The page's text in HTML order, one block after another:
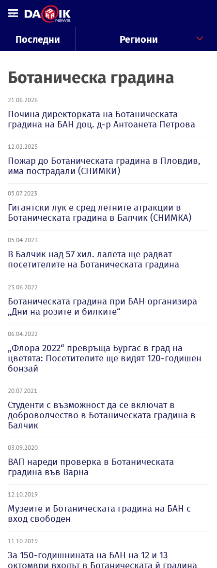
Последни Региони
Ботаническа градина
21.06.2026
Почина директорката на Ботаническата
градина на БАН доц. д-р Антоанета Петрова
12.02.2025
Пожар до Ботаническата градина в Пловдив,
има пострадали (СНИМКИ)
05.07.2023
Гигантски лук е сред летните атракции в
Ботаническата градина в Балчик (СНИМКА)
05.04.2023
В Балчик над 57 хил. лалета ще радват
посетителите на Ботаническата градина
23.06.2022
Ботаническата градина при БАН организира
„Дни на розите и билките“
06.04.2022
„Флора 2022“ превръща Бургас в град на
цветята: Посетителите ще видят 120-годишен
бонзай
20.07.2021
Студенти с възможност да се включат в
доброволчество в Ботаническата градина в
Балчик
03.09.2020
ВАП нареди проверка в Ботаническата
градина във Варна
12.10.2019
Музеите и Ботаническата градина на БАН с
вход свободен
11.10.2019
За 150-годишнината на БАН на 12 и 13
октомври входът в Ботаническата й градина